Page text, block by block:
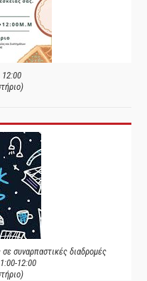
12:00
συναρπαστικές διαδρομές
12:00